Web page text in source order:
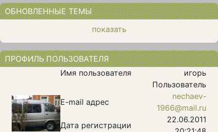
ОБНОВЛЕННЫЕ ТЕМЫ
показать
ПРОФИЛЬ ПОЛЬЗОВАТЕЛЯ
Имя пользователя
игорь
Пользователь
E-mail адрес
nechaev-
1966@mail.ru
Дата регистрации
22.06.2011